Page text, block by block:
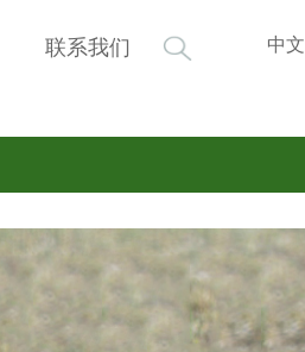
联系我们 中文